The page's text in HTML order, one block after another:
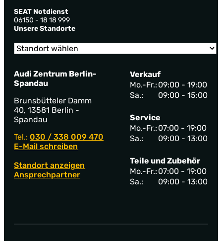
SEAT Notdienst
06150 - 18 18 999
Unsere Standorte
Audi Zentrum Berlin-
Spandau
Brunsbütteler Damm
40, 13581 Berlin -
Spandau
Tel.: 030 / 338 009 470
E-Mail schreiben
Standort anzeigen
Ansprechpartner
Verkauf
Mo.-Fr.: 09:00 - 19:00
Sa.:
09:00 - 15:00
Service
Mo.-Fr.: 07:00 - 19:00
Sa.:
09:00 - 13:00
Teile und Zubehör
Mo.-Fr.: 07:00 - 19:00
Sa.:
09:00 - 13:00